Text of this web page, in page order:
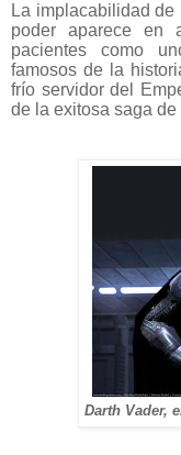
La implacabilidad de
poder aparece en
pacientes como
famosos de la
frío servidor del
de la exitosa saga de
Darth Vader,